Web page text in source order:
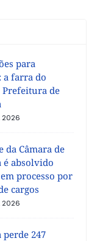
para
a farra do
Prefeitura de
2026
da Câmara de
é absolvido
processo por
cargos
2026
247